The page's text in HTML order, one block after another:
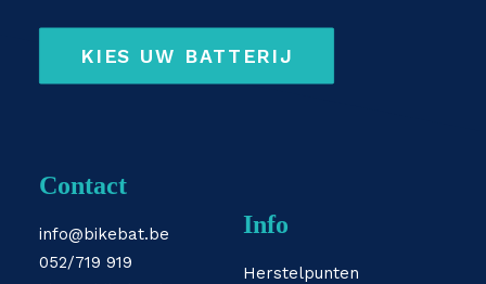
KIES UW BATTERIJ
Contact
info@bikebat.be
052/719 919
Info
Herstelpunten